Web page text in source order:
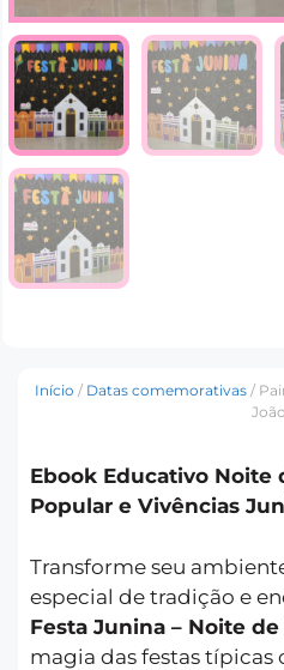
Início / Datas comemorativas/
João
Ebook Educativo Noite
Popular e Vivências
Transforme seu
especial de tradição e
Festa Junina – Noite de
magia das festas típicas